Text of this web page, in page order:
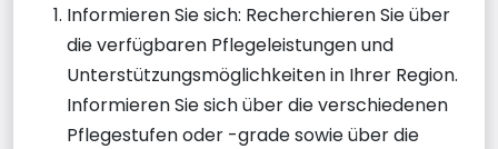
Informieren Sie sich: Recherchieren Sie über
die verfügbaren Pflegeleistungen und
Unterstützungsmöglichkeiten in Ihrer Region.
Informieren Sie sich über die verschiedenen
Pflegestufen oder -grade sowie über die